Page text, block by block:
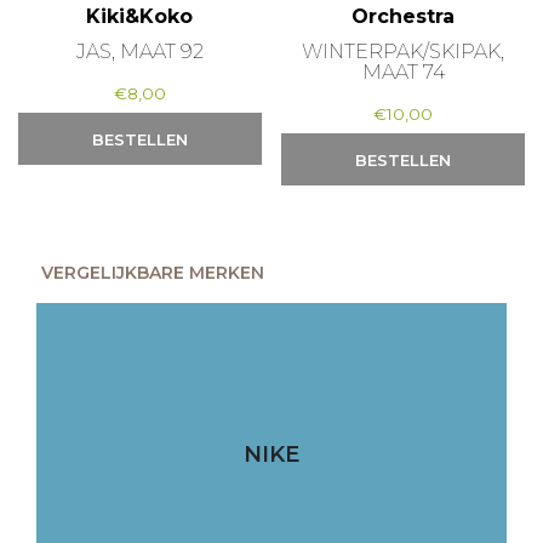
Kiki&Koko
JAS, MAAT 92
€8,00
BESTELLEN
Orchestra
WINTERPAK/SKIPAK,
MAAT 74
€10,00
BESTELLEN
VERGELIJKBARE MERKEN
NIKE